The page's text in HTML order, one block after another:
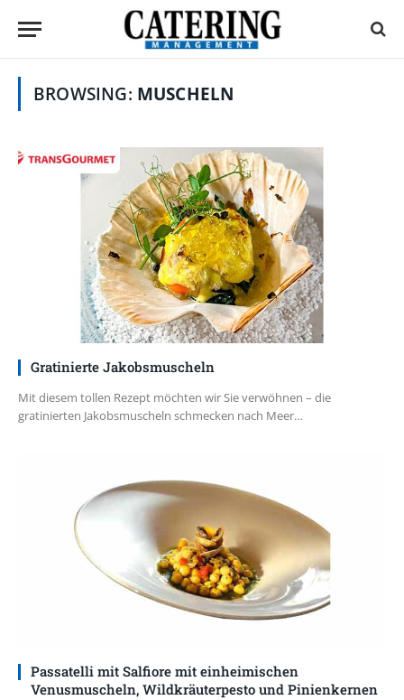
BROWSING: MUSCHELN
Gratinierte Jakobsmuscheln
Mit diesem tollen Rezept möchten wir Sie verwöhnen – die
gratinierten Jakobsmuscheln schmecken nach Meer…
Passatelli mit Salfiore mit einheimischen
Venusmuscheln, Wildkräuterpesto und Pinienkernen